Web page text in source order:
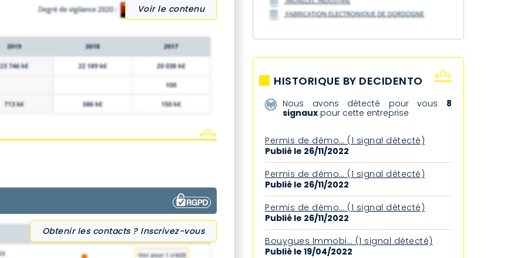
Voir le contenu
Obtenir les contacts ? Inscrivez-vous
HISTORIQUE BY DECIDENTO
Nous avons détecté pour vous 8
signaux pour cette entreprise
Permis de démo… (1 signal détecté)
Publié le 26/11/2022
Permis de démo… (1 signal détecté)
Publié le 26/11/2022
Permis de démo… (1 signal détecté)
Publié le 26/11/2022
Bouygues Immobi… (1 signal détecté)
Publié le 19/04/2022